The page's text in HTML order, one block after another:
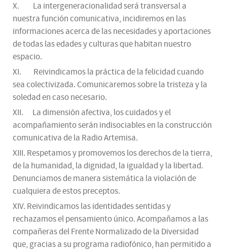
X. La intergeneracionalidad será transversal a
nuestra función comunicativa, incidiremos en las
informaciones acerca de las necesidades y aportaciones
de todas las edades y culturas que habitan nuestro
espacio.
XI. Reivindicamos la práctica de la felicidad cuando
sea colectivizada. Comunicaremos sobre la tristeza y la
soledad en caso necesario.
XII. La dimensión afectiva, los cuidados y el
acompañamiento serán indisociables en la construcción
comunicativa de la Radio Artemisa.
XIII. Respetamos y promovemos los derechos de la tierra,
de la humanidad, la dignidad, la igualdad y la libertad.
Denunciamos de manera sistemática la violación de
cualquiera de estos preceptos.
XIV. Reivindicamos las identidades sentidas y
rechazamos el pensamiento único. Acompañamos a las
compañeras del Frente Normalizado de la Diversidad
que, gracias a su programa radiofónico, han permitido a